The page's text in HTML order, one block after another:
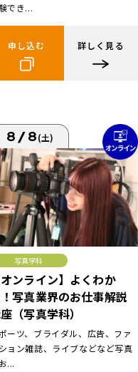
でき...
申し込む 詳しく見る
8/8(土)
写真学科
オンライン】よくわか
写真業界のお仕事解説
（写真学科）
ーツ、ブライダル、広告、ファ
ョン雑誌、ライブなどなど写真
...